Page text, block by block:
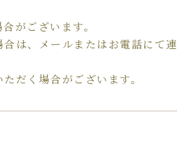
がございます。
は、メールまたはお電話にて連
だく場合がございます。